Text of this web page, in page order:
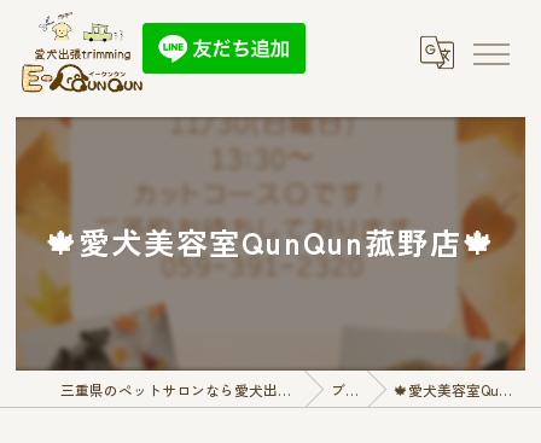
🍁愛犬美容室QunQun菰野店🍁
三重県のペットサロンなら愛犬出張トリミング E-QunQun ブログ 🍁愛犬美容室QunQun菰野店🍁